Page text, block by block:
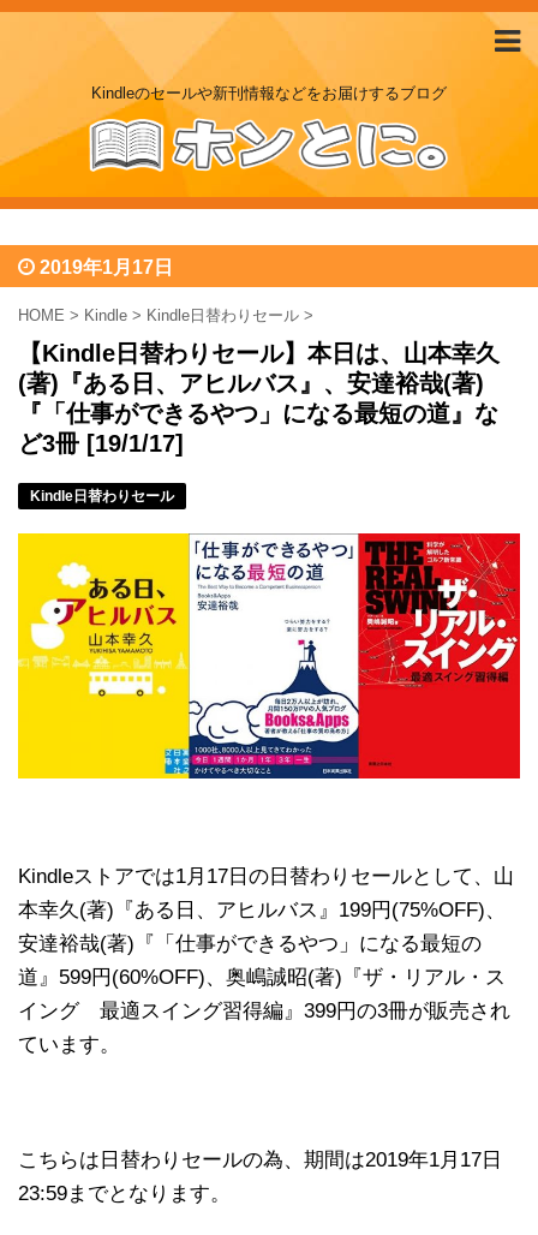
Kindleのセールや新刊情報などをお届けするブログ
2019年1月17日
HOME > Kindle > Kindle日替わりセール >
【Kindle日替わりセール】本日は、山本幸久
(著)『ある日、アヒルバス』、安達裕哉(著)
『「仕事ができるやつ」になる最短の道』な
ど3冊 [19/1/17]
Kindle日替わりセール
Kindleストアでは1月17日の日替わりセールとして、山
本幸久(著)『ある日、アヒルバス』199円(75%OFF)、
安達裕哉(著)『「仕事ができるやつ」になる最短の
道』599円(60%OFF)、奥嶋誠昭(著)『ザ・リアル・ス
イング 最適スイング習得編』399円の3冊が販売され
ています。
こちらは日替わりセールの為、期間は2019年1月17日
23:59までとなります。